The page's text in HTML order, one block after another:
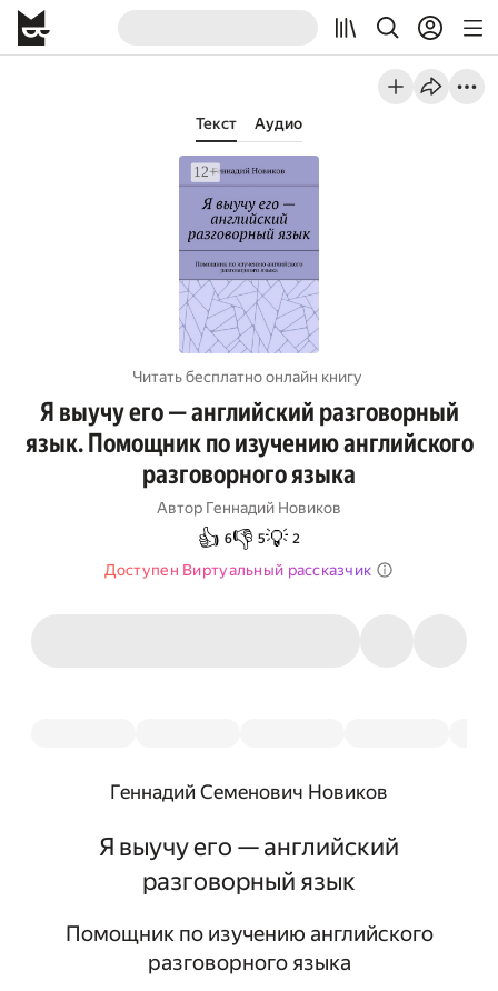
Текст Аудио
Читать бесплатно онлайн книгу
Я выучу его — английский разговорный
язык. Помощник по изучению английского
разговорного языка
Автор Геннадий Новиков
👍 6👎 5💡 2
Доступен Виртуальный рассказчик
Геннадий Семенович Новиков
Я выучу его — английский
разговорный язык
Помощник по изучению английского
разговорного языка